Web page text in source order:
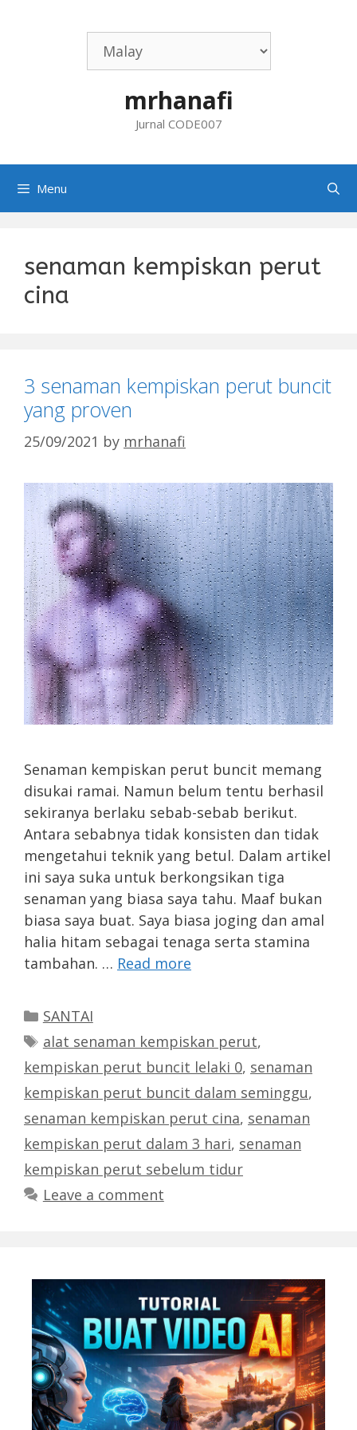
mrhanafi
Jurnal CODE007
Menu
senaman kempiskan perut
cina
3 senaman kempiskan perut buncit
yang proven
25/09/2021 by mrhanafi
Senaman kempiskan perut buncit memang
disukai ramai. Namun belum tentu berhasil
sekiranya berlaku sebab-sebab berikut.
Antara sebabnya tidak konsisten dan tidak
mengetahui teknik yang betul. Dalam artikel
ini saya suka untuk berkongsikan tiga
senaman yang biasa saya tahu. Maaf bukan
biasa saya buat. Saya biasa joging dan amal
halia hitam sebagai tenaga serta stamina
tambahan. … Read more
Categories
SANTAI
Tags
alat senaman kempiskan perut,
kempiskan perut buncit lelaki 0, senaman
kempiskan perut buncit dalam seminggu,
senaman kempiskan perut cina, senaman
kempiskan perut dalam 3 hari, senaman
kempiskan perut sebelum tidur
Leave a comment